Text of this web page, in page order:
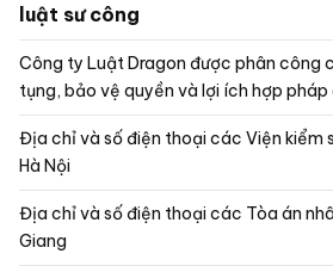
luật sư công
Công ty Luật Dragon được phân công
tụng, bảo vệ quyền và lợi ích hợp
Địa chỉ và số điện thoại các Viện kiểm
Hà Nội
Địa chỉ và số điện thoại các Tòa án nhân
Giang